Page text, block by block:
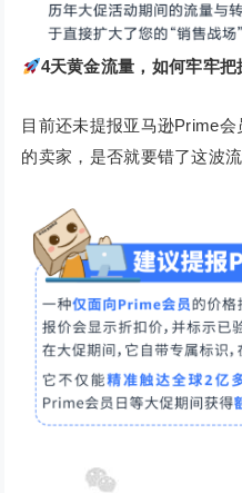
4天黄金流量， 如何牢牢把
目前还未提报亚马逊Prime
的卖家，是否就要错了这波